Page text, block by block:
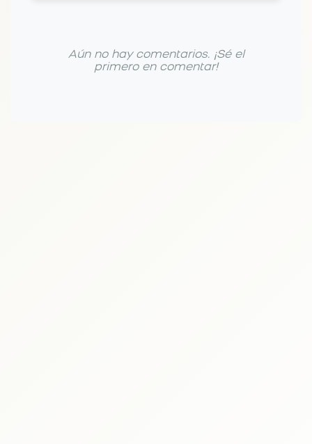
Aún no hay comentarios. ¡Sé el
primero en comentar!